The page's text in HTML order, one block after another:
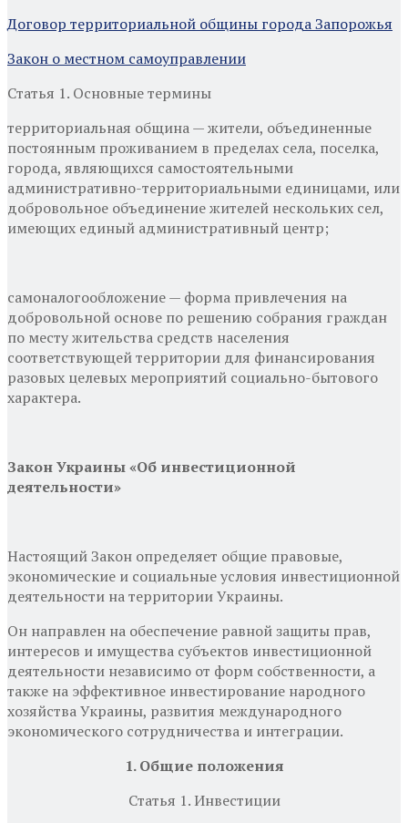
Договор территориальной общины города Запорожья
Закон о местном самоуправлении
Статья 1. Основные термины
территориальная община — жители, объединенные
постоянным проживанием в пределах села, поселка,
города, являющихся самостоятельными
административно-территориальными единицами, или
добровольное объединение жителей нескольких сел,
имеющих единый административный центр;
самоналогообложение — форма привлечения на
добровольной основе по решению собрания граждан
по месту жительства средств населения
соответствующей территории для финансирования
разовых целевых мероприятий социально-бытового
характера.
Закон Украины «Об инвестиционной
деятельности»
Настоящий Закон определяет общие правовые,
экономические и социальные условия инвестиционной
деятельности на территории Украины.
Он направлен на обеспечение равной защиты прав,
интересов и имущества субъектов инвестиционной
деятельности независимо от форм собственности, а
также на эффективное инвестирование народного
хозяйства Украины, развития международного
экономического сотрудничества и интеграции.
1. Общие положения
Статья 1. Инвестиции